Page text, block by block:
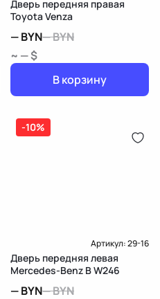
Дверь передняя правая
Toyota Venza
—BYN—BYN
~ — $
В корзину
-10%
Артикул:29-16
Дверь передняя левая
Mercedes-Benz B W246
—BYN—BYN